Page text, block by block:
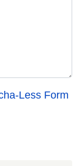
Less Form